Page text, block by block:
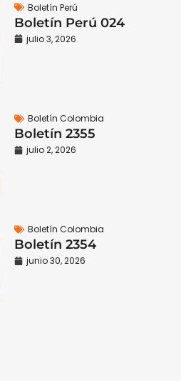
Boletín Perú
Boletín Perú 024
julio 3, 2026
Boletín Colombia
Boletín 2355
julio 2, 2026
Boletín Colombia
Boletín 2354
junio 30, 2026